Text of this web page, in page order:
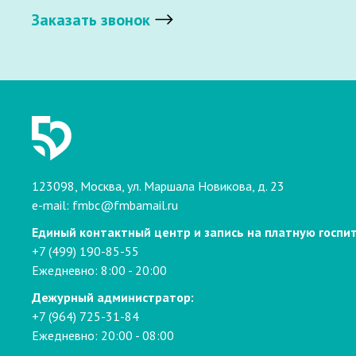
Заказать звонок
123098, Москва, ул. Маршала Новикова, д. 23
e-mail: fmbc@fmbamail.ru
Единый контактный центр и запись на платную
+7 (499) 190-85-55
Ежедневно: 8:00 - 20:00
Дежурный администратор:
+7 (964) 725-31-84
Ежедневно: 20:00 - 08:00